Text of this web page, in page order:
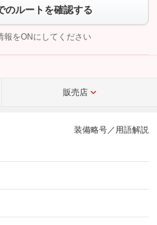
プして問い合わせを
のルートを確認する
報をONにしてください
販売店
装備略号／用語解説